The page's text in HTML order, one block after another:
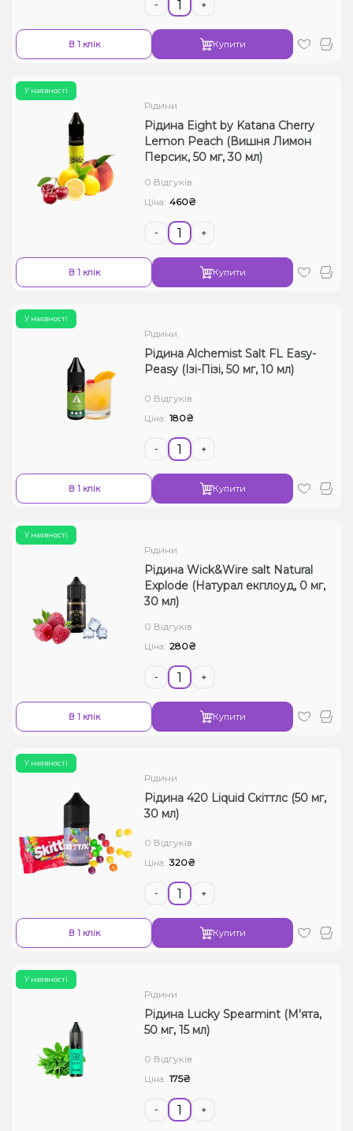
- +
В 1 клік Купити
У наявності
Рідини
Рідина Eight by Katana Cherry
Lemon Peach (Вишня Лимон
Персик, 50 мг, 30 мл)
0 Відгуків
Ціна: 460₴
- +
В 1 клік Купити
У наявності
Рідини
Рідина Alchemist Salt FL Easy-
Peasy (Ізі-Пізі, 50 мг, 10 мл)
0 Відгуків
Ціна: 180₴
- +
В 1 клік Купити
У наявності
Рідини
Рідина Wick&Wire salt Natural
Explode (Натурал екплоуд, 0 мг,
30 мл)
0 Відгуків
Ціна: 280₴
- +
В 1 клік Купити
У наявності
Рідини
Рідина 420 Liquid Скіттлс (50 мг,
30 мл)
0 Відгуків
Ціна: 320₴
- +
В 1 клік Купити
У наявності
Рідини
Рідина Lucky Spearmint (М'ята,
50 мг, 15 мл)
0 Відгуків
Ціна: 175₴
- +